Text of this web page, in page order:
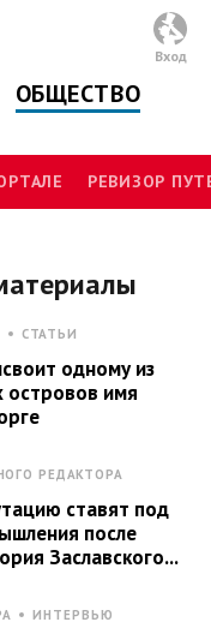
ОБЩЕСТВО
Вход
РЕВИЗОР
СТАТЬИ
одному из
островов имя
РЕДАКТОРА
ставят под
после
Заславского...
ИНТЕРВЬЮ